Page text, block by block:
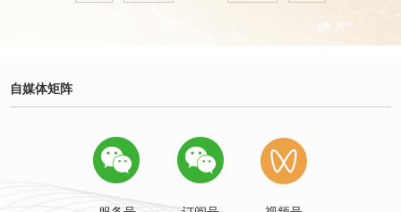
自媒体矩阵